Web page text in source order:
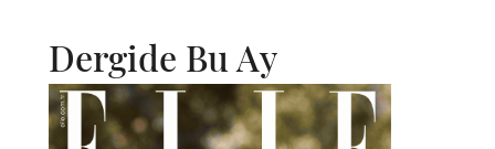
Dergide Bu Ay